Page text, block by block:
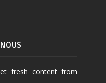
fresh content from